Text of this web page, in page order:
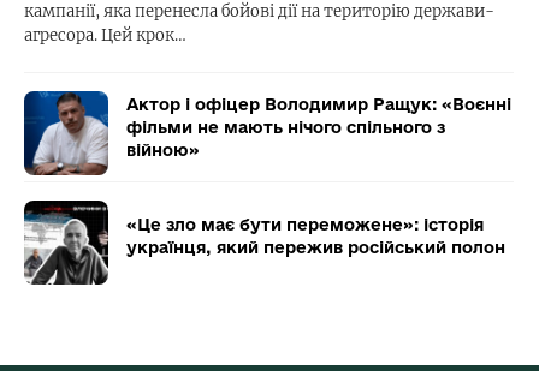
кампанії, яка перенесла бойові дії на територію держави-
агресора. Цей крок…
Актор і офіцер Володимир Ращук: «Воєнні
фільми не мають нічого спільного з
війною»
«Це зло має бути переможене»: історія
українця, який пережив російський полон